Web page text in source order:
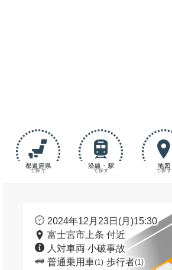
都道府県
で探す
沿線・駅
で探す
地図
で探す
2024年12月23日(月)15:30
富士宮市上条 付近
人対車両 小破事故
普通乗用車(1) 歩行者(1)